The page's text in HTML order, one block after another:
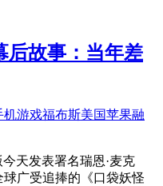
后故事：当年差
机游戏福布斯美国苹果融
天发表署名瑞恩·麦克
球广受追捧的《口袋妖怪